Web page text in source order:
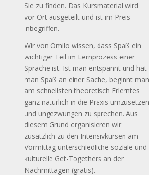
Sie zu finden. Das Kursmaterial wird
vor Ort ausgeteilt und ist im Preis
inbegriffen.
Wir von Omilo wissen, dass Spaß ein
wichtiger Teil im Lernprozess einer
Sprache ist. Ist man entspannt und hat
man Spaß an einer Sache, beginnt man
am schnellsten theoretisch Erlerntes
ganz natürlich in die Praxis umzusetzen
und ungezwungen zu sprechen. Aus
diesem Grund organisieren wir
zusätzlich zu den Intensivkursen am
Vormittag unterschiedliche soziale und
kulturelle Get-Togethers an den
Nachmittagen (gratis).